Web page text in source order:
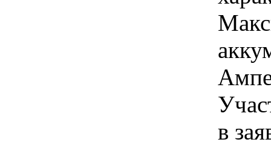
в